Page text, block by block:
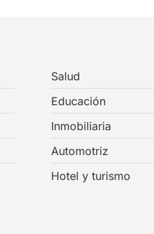
Salud
Educación
Inmobiliaria
Automotriz
Hotel y turismo